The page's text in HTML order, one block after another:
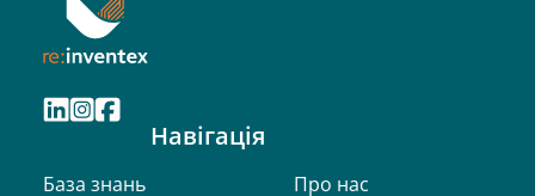
Навігація
База знань Про нас